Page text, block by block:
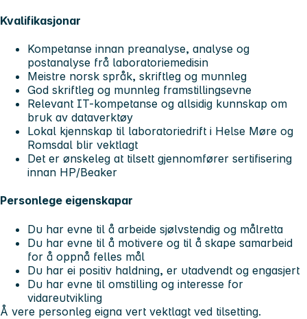
Kvalifikasjonar
Kompetanse innan preanalyse, analyse og
postanalyse frå laboratoriemedisin
Meistre norsk språk, skriftleg og munnleg
God skriftleg og munnleg framstillingsevne
Relevant IT-kompetanse og allsidig kunnskap om
bruk av dataverktøy
Lokal kjennskap til laboratoriedrift i Helse Møre og
Romsdal blir vektlagt
Det er ønskeleg at tilsett gjennomfører sertifisering
innan HP/Beaker
Personlege eigenskapar
Du har evne til å arbeide sjølvstendig og målretta
Du har evne til å motivere og til å skape samarbeid
for å oppnå felles mål
Du har ei positiv haldning, er utadvendt og engasjert
Du har evne til omstilling og interesse for
vidareutvikling
Å vere personleg eigna vert vektlagt ved tilsetting.